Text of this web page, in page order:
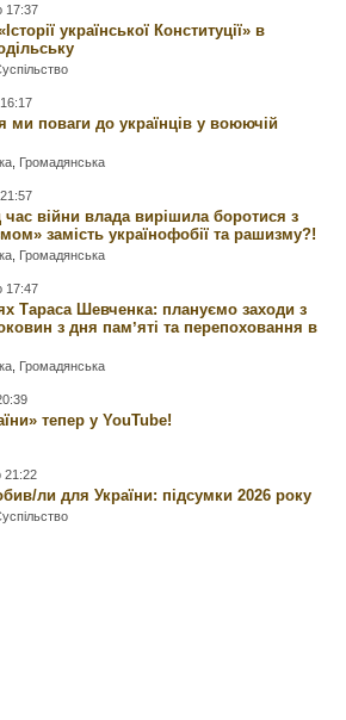
17:37
української Конституції» в
ми поваги до українців у воюючій
Громадянська
час війни влада вирішила боротися з
замість українофобії та рашизму?!
Громадянська
17:47
Тараса Шевченка: плануємо заходи з
з дня памʼяті та перепоховання в
Громадянська
тепер у YouTube!
21:22
ли для України: підсумки 2026 року